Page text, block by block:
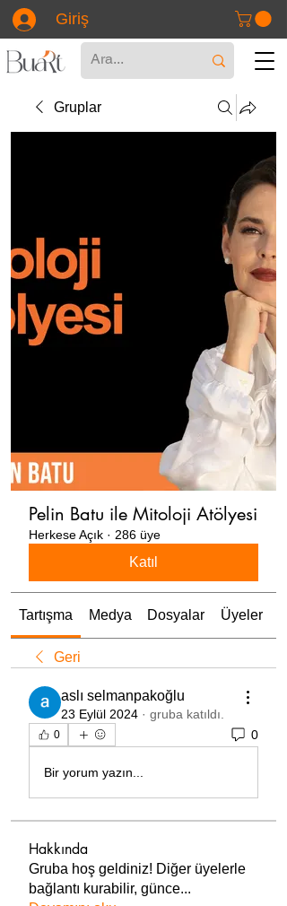
Giriş
Gruplar
Pelin Batu ile Mitoloji Atölyesi
Herkese Açık · 286 üye
Katıl
Tartışma Medya Dosyalar Üyeler
Geri
aslı selmanpakoğlu
23 Eylül 2024 · gruba katıldı.
0 0
Bir yorum yazın...
Hakkında
Gruba hoş geldiniz! Diğer üyelerle
bağlantı kurabilir, günce...